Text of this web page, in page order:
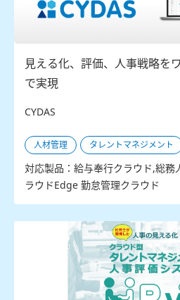
見える化、評価、人事戦略を
で実現
CYDAS
人材管理 タレントマネジメント
対応製品：給与奉行クラウド,総務
ラウドEdge 勤怠管理クラウド